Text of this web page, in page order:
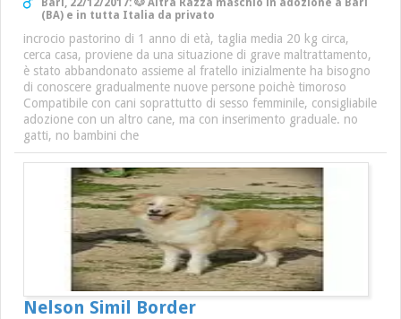
Bari, 22/12/2017: 🐶 Altra Razza maschio in adozione a Bari
(BA) e in tutta Italia da privato
incrocio pastorino di 1 anno di età, taglia media 20 kg circa,
cerca casa, proviene da una situazione di grave maltrattamento,
è stato abbandonato assieme al fratello inizialmente ha bisogno
di conoscere gradualmente nuove persone poichè timoroso
Compatibile con cani soprattutto di sesso femminile, consigliabile
adozione con un altro cane, ma con inserimento graduale. no
gatti, no bambini che
Nelson Simil Border